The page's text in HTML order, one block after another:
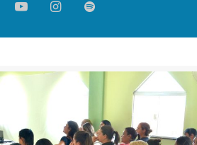
FacebookYouTubeInstagram
Spotify